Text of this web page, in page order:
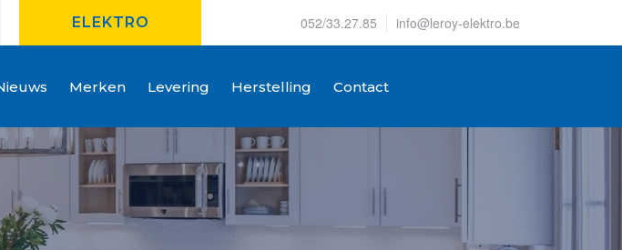
ELEKTRO 052/33.27.85 info@leroy-elektro.be
Merken Levering Herstelling Contact